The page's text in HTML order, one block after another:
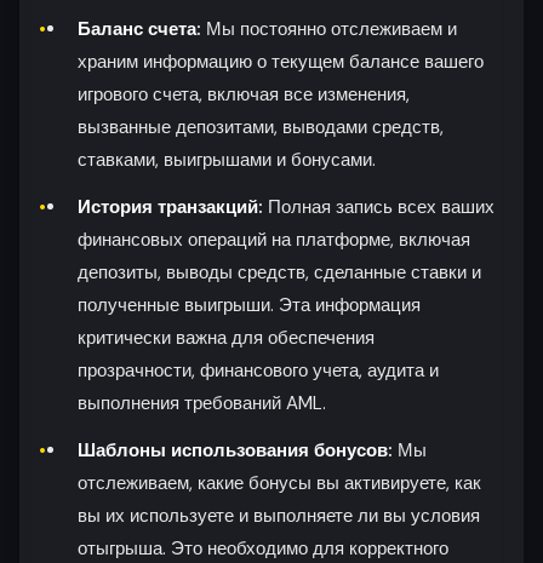
Баланс счета: Мы постоянно отслеживаем и
храним информацию о текущем балансе вашего
игрового счета, включая все изменения,
вызванные депозитами, выводами средств,
ставками, выигрышами и бонусами.
История транзакций: Полная запись всех ваших
финансовых операций на платформе, включая
депозиты, выводы средств, сделанные ставки и
полученные выигрыши. Эта информация
критически важна для обеспечения
прозрачности, финансового учета, аудита и
выполнения требований AML.
Шаблоны использования бонусов: Мы
отслеживаем, какие бонусы вы активируете, как
вы их используете и выполняете ли вы условия
отыгрыша. Это необходимо для корректного